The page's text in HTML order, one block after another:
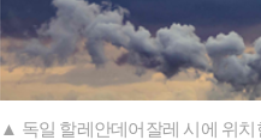
▲ 독일 할레안데어잘레 시에 위